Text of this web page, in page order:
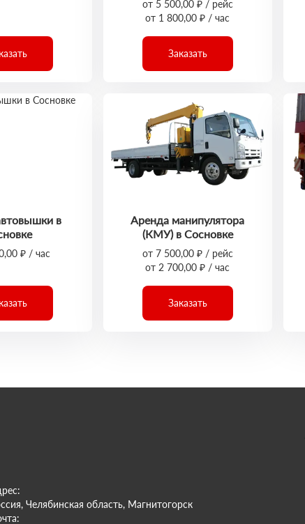
от 5 500,00 ₽ / рейс
от 1 800,00 ₽ / час
Заказать
в
₽ / час
Аренда манипулятора
(КМУ) в Сосновке
от 7 500,00 ₽ / рейс
от 2 700,00 ₽ / час
Заказать
Челябинская область, Магнитогорск